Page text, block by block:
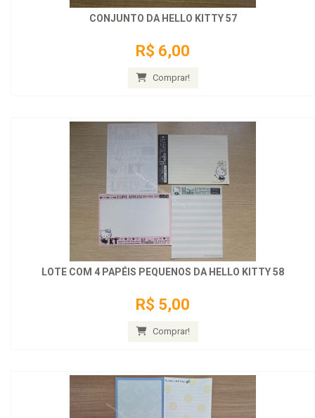
CONJUNTO DA HELLO KITTY 57
R$ 6,00
Comprar!
LOTE COM 4 PAPÉIS PEQUENOS DA HELLO KITTY 58
R$ 5,00
Comprar!